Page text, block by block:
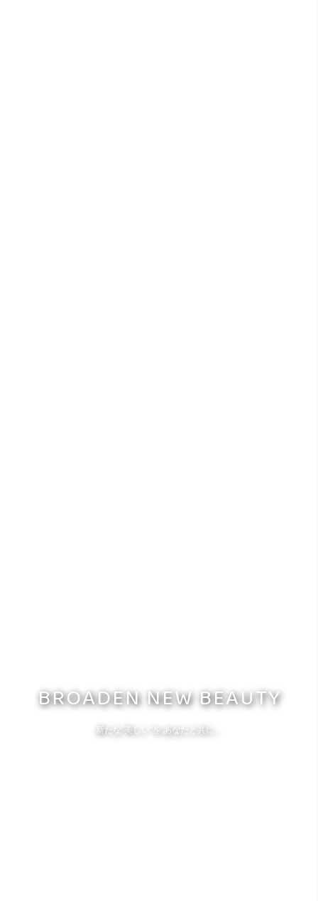
BROADEN NEW BEAUTY
新たな"美しい"を あなたと共に。